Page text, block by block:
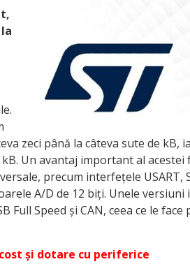
zeci până la câteva sute de kB,
Un avantaj important al
precum interfețele USART,
A/D de 12 biți. Unele versiuni
Full Speed și CAN, ceea ce le
și dotare cu periferice